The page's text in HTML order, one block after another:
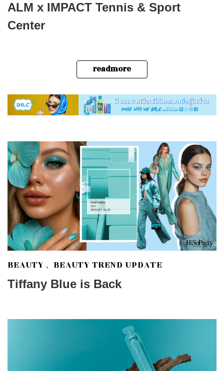
ALM x IMPACT Tennis & Sport
Center
readmore
BEAUTY , BEAUTY TREND UPDATE
Tiffany Blue is Back